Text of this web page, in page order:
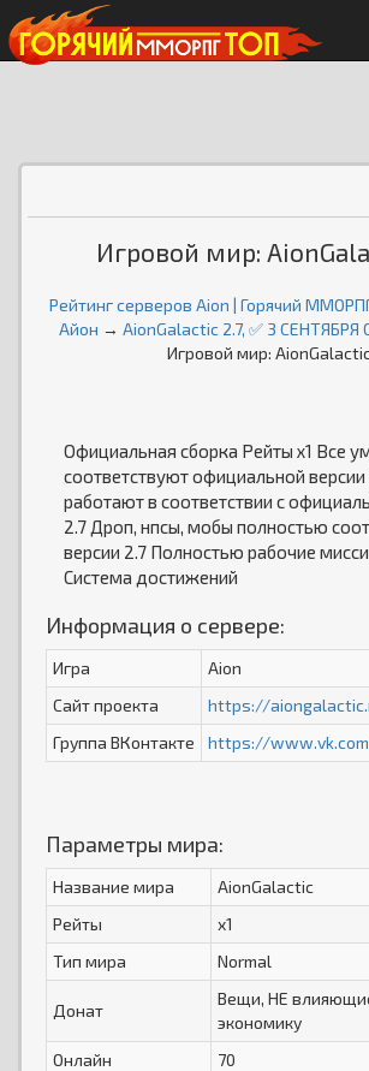
Игровой мир:
Рейтинг серверов Aion | Горячий
Айон → AionGalactic 2.7, ✅ 3
Игровой мир: AionGalactic
Официальная сборка Рейты х1 Все
соответствуют официальной
работают в соответствии с
2.7 Дроп, нпсы, мобы полностью
версии 2.7 Полностью рабочие
Система достижений
Информация о сервере:
Игра
Aion
Сайт проекта
https://
Группа ВКонтакте
https://
Параметры мира:
Название мира
AionGalactic
Рейты
x1
Тип мира
Normal
Донат
Вещи, НЕ
экономику
Онлайн
70